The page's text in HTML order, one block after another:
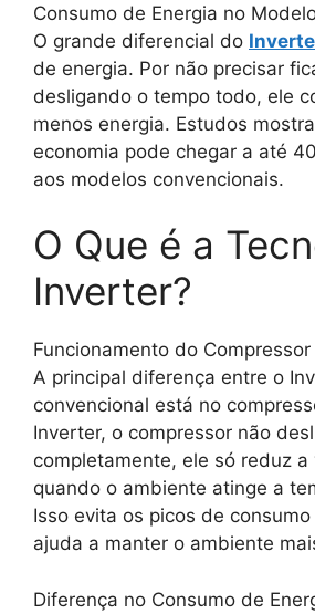
Consumo de Energia no
O grande diferencial do
de energia. Por não precisar
desligando o tempo todo, ele
menos energia. Estudos
economia pode chegar a até
aos modelos convencionais.
O Que é a
Inverter?
Funcionamento do Compressor
A principal diferença entre o
convencional está no
Inverter, o compressor não
completamente, ele só reduz a
quando o ambiente atinge a
Isso evita os picos de
ajuda a manter o ambiente
Diferença no Consumo de